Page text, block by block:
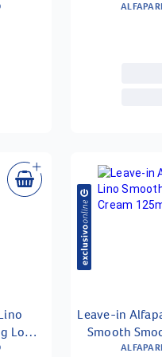
Low
Leave-in Alfaparf Semi Di
Smooth